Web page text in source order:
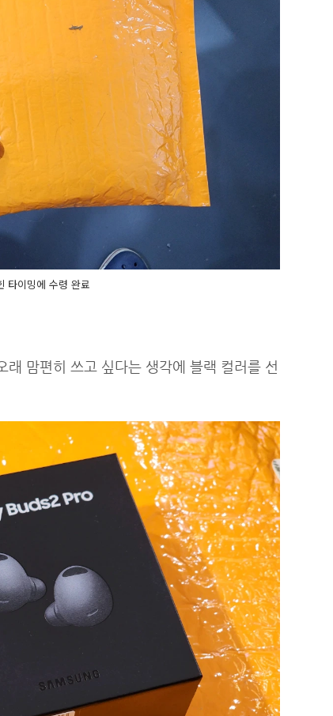
타이밍에 수령 완료
맘편히 쓰고 싶다는 생각에 블랙 컬러를 선